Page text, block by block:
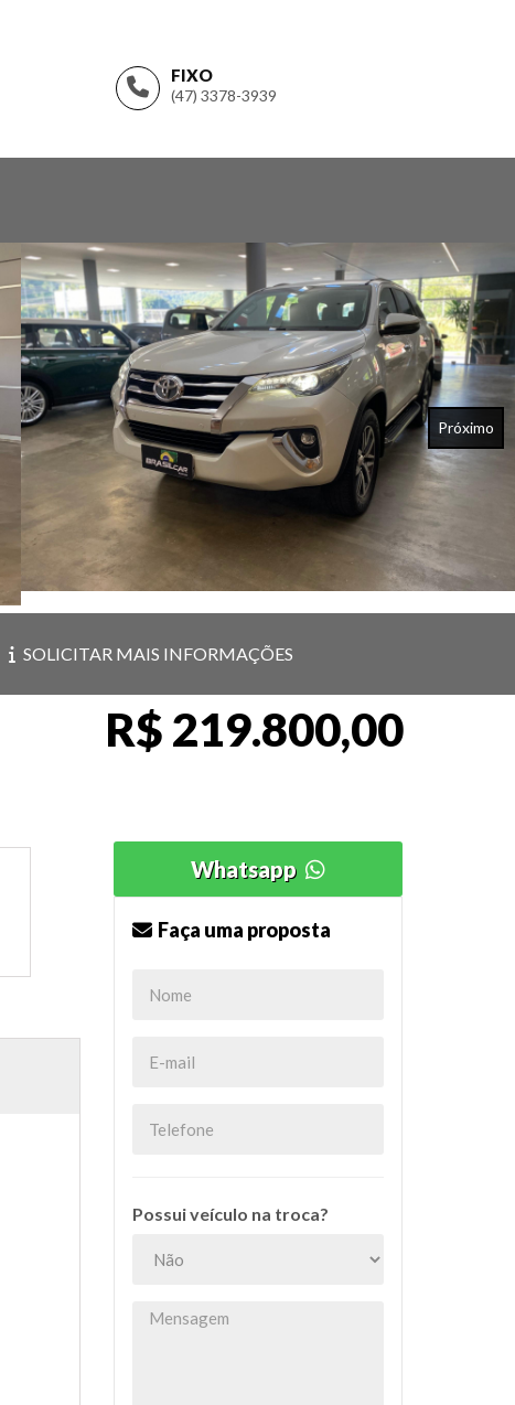
FIXO
(47) 3378-3939
Próximo
SOLICITAR MAIS INFORMAÇÕES
R$ 219.800,00
Whatsapp
Faça uma proposta
Possui veículo na troca?